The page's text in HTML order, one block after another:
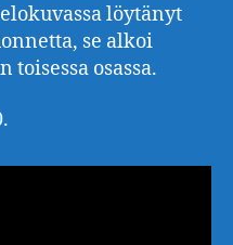
löytänyt
se alkoi
toisessa osassa.